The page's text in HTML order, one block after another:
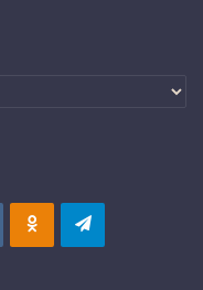
Одноклассники
Telegram